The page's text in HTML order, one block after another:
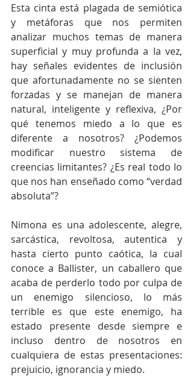
Esta cinta está plagada de semiótica
y metáforas que nos permiten
analizar muchos temas de manera
superficial y muy profunda a la vez,
hay señales evidentes de inclusión
que afortunadamente no se sienten
forzadas y se manejan de manera
natural, inteligente y reflexiva, ¿Por
qué tenemos miedo a lo que es
diferente a nosotros? ¿Podemos
modificar nuestro sistema de
creencias limitantes? ¿Es real todo lo
que nos han enseñado como “verdad
absoluta”?
Nimona es una adolescente, alegre,
sarcástica, revoltosa, autentica y
hasta cierto punto caótica, la cual
conoce a Ballister, un caballero que
acaba de perderlo todo por culpa de
un enemigo silencioso, lo más
terrible es que este enemigo, ha
estado presente desde siempre e
incluso dentro de nosotros en
cualquiera de estas presentaciones:
prejuicio, ignorancia y miedo.